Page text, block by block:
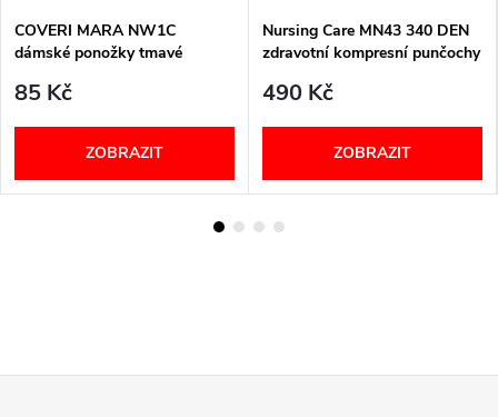
COVERI MARA NW1C
dámské ponožky tmavé
85 Kč
ZOBRAZIT
Nursing Care MN43 340 DEN
zdravotní kompresní punčochy
490 Kč
ZOBRAZIT